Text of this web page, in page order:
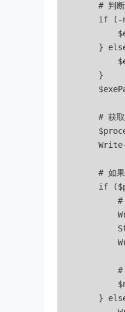
# 判
if
}
        }
# 获取
# 如果
if
#
#
}